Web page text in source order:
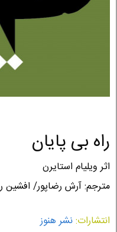
راه بی پایان
اثر ویلیام استایرن
مترجم: آرش رضاپور/ افشین
انتشارات:نشر هنوز